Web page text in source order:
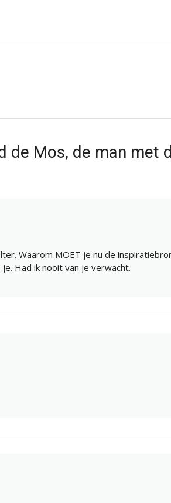
de Mos, de man met
Waarom MOET je nu de
je. Had ik nooit van je verwacht.